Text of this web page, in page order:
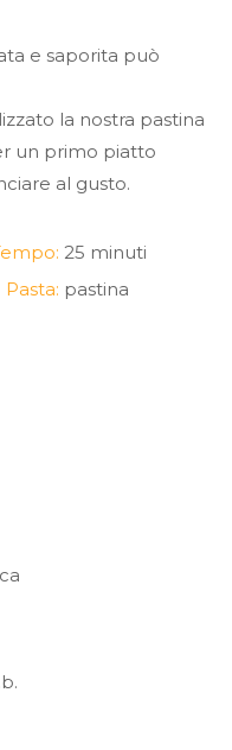
e saporita può
la nostra pastina
un primo piatto
al gusto.
25 minuti
pastina